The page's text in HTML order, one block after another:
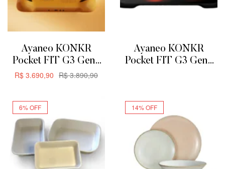
Ayaneo KONKR
Pocket FIT G3 Gen3
8GB + 128GB –
R$3.890,90
R$ 3.690,90
Ayaneo KONKR
Pocket FIT G3 Gen3
6% OFF 14% OFF